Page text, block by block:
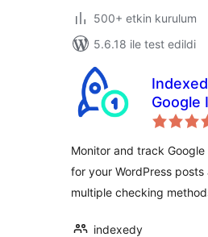
500+ etkin kurulum
5.6.18 ile test edildi
Google
Get
Monitor and track
for your WordPress
multiple checking
indexedy